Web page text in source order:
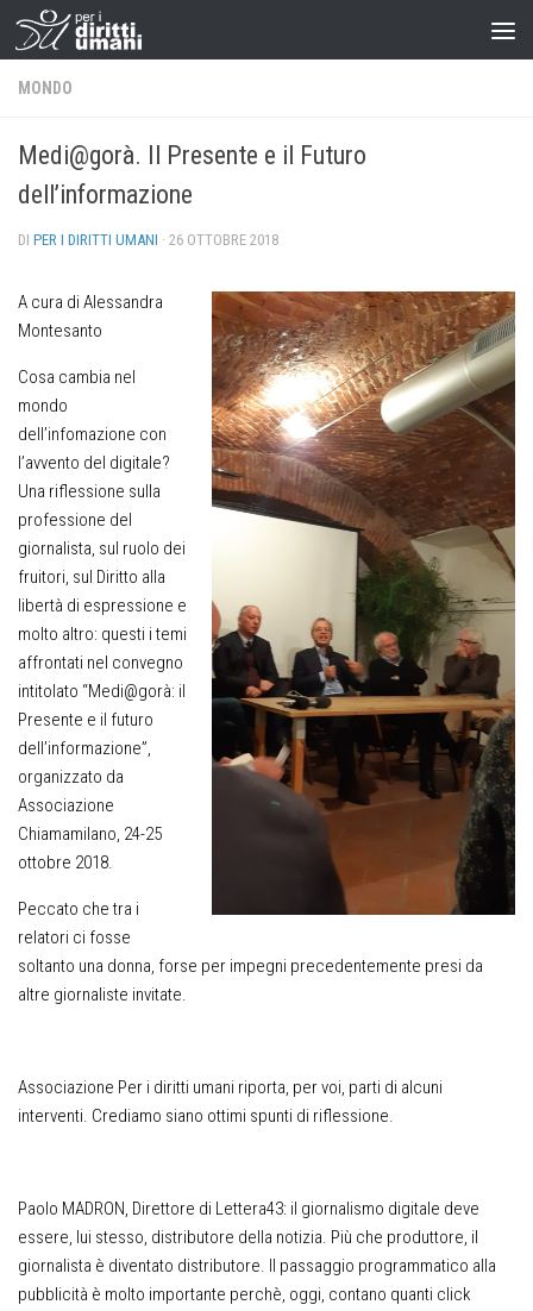
MONDO
Medi@gorà. Il Presente e il Futuro
dell’informazione
DI PER I DIRITTI UMANI · 26 OTTOBRE 2018
A cura di Alessandra
Montesanto
Cosa cambia nel
mondo
dell’infomazione con
l’avvento del digitale?
Una riflessione sulla
professione del
giornalista, sul ruolo dei
fruitori, sul Diritto alla
libertà di espressione e
molto altro: questi i temi
affrontati nel convegno
intitolato “Medi@gorà: il
Presente e il futuro
dell’informazione”,
organizzato da
Associazione
Chiamamilano, 24-25
ottobre 2018.
Peccato che tra i
relatori ci fosse
soltanto una donna, forse per impegni precedentemente presi da
altre giornaliste invitate.
Associazione Per i diritti umani riporta, per voi, parti di alcuni
interventi. Crediamo siano ottimi spunti di riflessione.
Paolo MADRON, Direttore di Lettera43: il giornalismo digitale deve
essere, lui stesso, distributore della notizia. Più che produttore, il
giornalista è diventato distributore. Il passaggio programmatico alla
pubblicità è molto importante perchè, oggi, contano quanti click